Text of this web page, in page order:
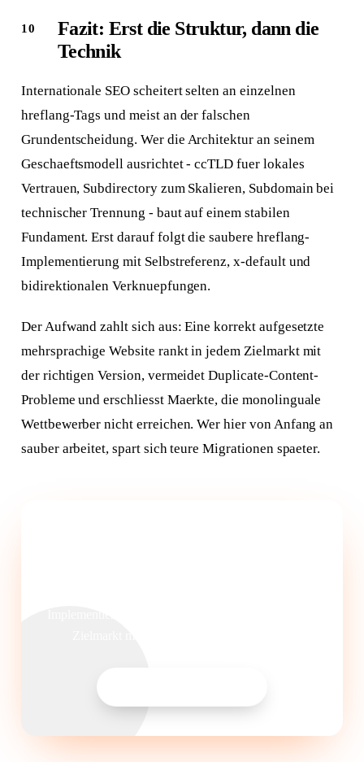
Fazit: Erst die Struktur, dann die
Technik
Internationale SEO scheitert selten an einzelnen
hreflang-Tags und meist an der falschen
Grundentscheidung. Wer die Architektur an seinem
Geschaeftsmodell ausrichtet - ccTLD fuer lokales
Vertrauen, Subdirectory zum Skalieren, Subdomain bei
technischer Trennung - baut auf einem stabilen
Fundament. Erst darauf folgt die saubere hreflang-
Implementierung mit Selbstreferenz, x-default und
bidirektionalen Verknuepfungen.
Der Aufwand zahlt sich aus: Eine korrekt aufgesetzte
mehrsprachige Website rankt in jedem Zielmarkt mit
der richtigen Version, vermeidet Duplicate-Content-
Probleme und erschliesst Maerkte, die monolinguale
Wettbewerber nicht erreichen. Wer hier von Anfang an
sauber arbeitet, spart sich teure Migrationen spaeter.